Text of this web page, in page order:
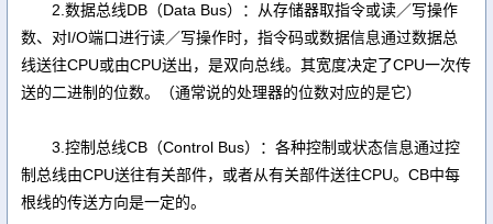
2.数据总线DB（Data Bus）：从存储器取指令或读／写操作
数、对I/O端口进行读／写操作时，指令码或数据信息通过数据总
线送往CPU或由CPU送出，是双向总线。其宽度决定了CPU一次传
送的二进制的位数。（通常说的处理器的位数对应的是它）
3.控制总线CB（Control Bus）：各种控制或状态信息通过控
制总线由CPU送往有关部件，或者从有关部件送往CPU。CB中每
根线的传送方向是一定的。